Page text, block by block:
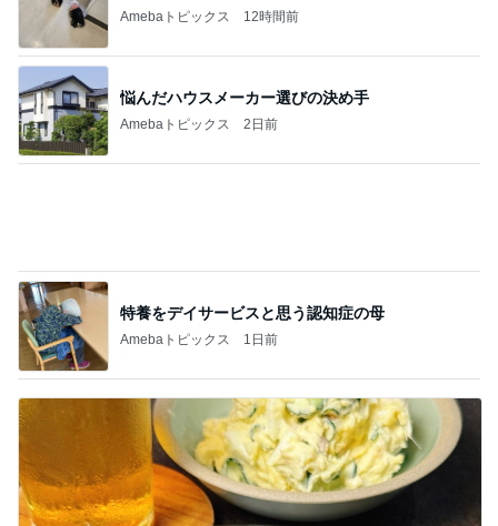
Amebaトピックス 12時間前
悩んだハウスメーカー選びの決め手
Amebaトピックス 2日前
特養をデイサービスと思う認知症の母
Amebaトピックス 1日前